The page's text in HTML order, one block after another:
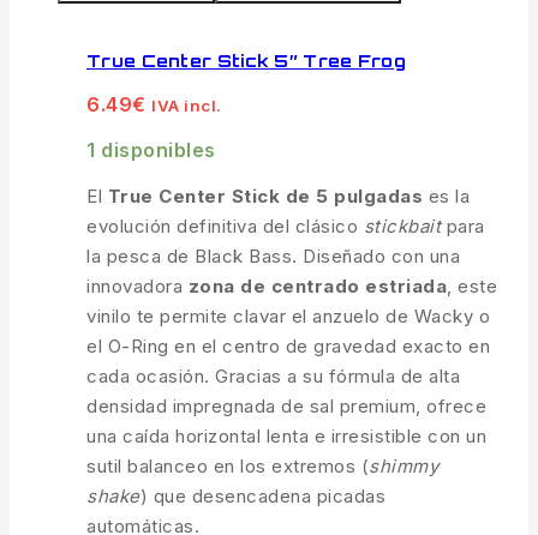
True Center Stick 5″ Tree Frog
6.49€ IVA incl.
1 disponibles
El True Center Stick de 5 pulgadas es la
evolución definitiva del clásico stickbaitpara
la pesca de Black Bass. Diseñado con una
innovadora zona de centrado estriada , este
vinilo te permite clavar el anzuelo de Wacky o
el O-Ring en el centro de gravedad exacto en
cada ocasión. Gracias a su fórmula de alta
densidad impregnada de sal premium, ofrece
una caída horizontal lenta e irresistible con un
sutil balanceo en los extremos (shimmy
shake) que desencadena picadas
automáticas.